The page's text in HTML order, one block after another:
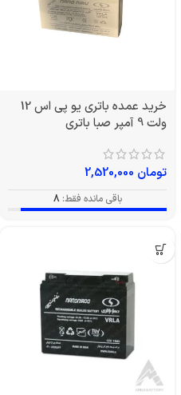
خرید عمده باتری یو پی اس 12
ولت 9 آمپر صبا باتری
تومان
باقی مانده فقط: 8